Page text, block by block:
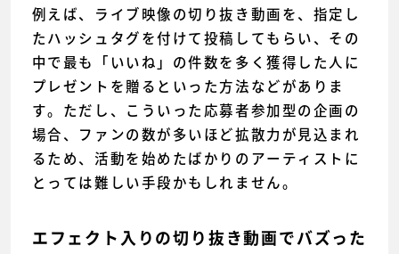
例えば、ライブ映像の切り抜き動画を、指定し
たハッシュタグを付けて投稿してもらい、その
中で最も「いいね」の件数を多く獲得した人に
プレゼントを贈るといった方法などがありま
す。ただし、こういった応募者参加型の企画の
場合、ファンの数が多いほど拡散力が見込まれ
るため、活動を始めたばかりのアーティストに
とっては難しい手段かもしれません。
エフェクト入りの切り抜き動画でバズった